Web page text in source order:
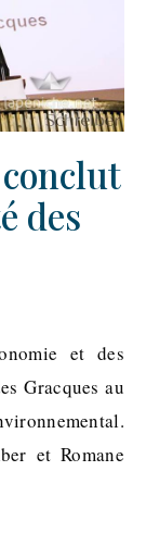
des
Gracques au
et Romane